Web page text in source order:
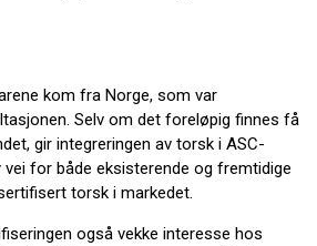
kom fra Norge, som var
Selv om det foreløpig finnes få
gir integreringen av torsk i ASC-
vei for både eksisterende og fremtidige
torsk i markedet.
også vekke interesse hos